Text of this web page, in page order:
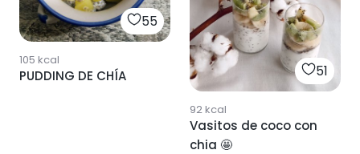
55
105 kcal
PUDDING DE CHÍA 51
92kcal
Vasitos de coco con
chia 🤩